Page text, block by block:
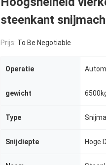
steenkant
Prijs: To Be Negotiable
Operatie
gewicht
Type
Snijdiepte Hoge